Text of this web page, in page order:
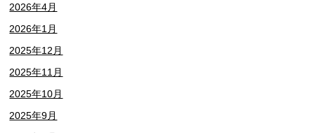
2026年4月
2026年1月
2025年12月
2025年11月
2025年10月
2025年9月